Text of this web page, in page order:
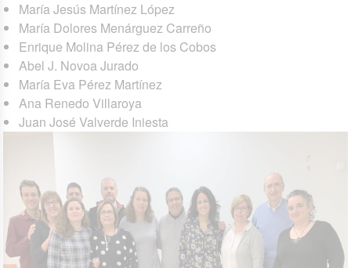
María Jesús Martínez López
María Dolores Menárguez Carreño
Enrique Molina Pérez de los Cobos
Abel J. Novoa Jurado
María Eva Pérez Martínez
Ana Renedo Villaroya
Juan José Valverde Iniesta